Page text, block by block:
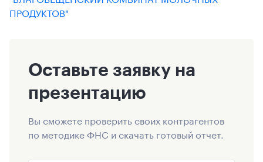
ПРОДУКТОВ"
Оставьте заявку на
презентацию
Вы сможете проверить своих контрагентов
по методике ФНС и скачать готовый отчет.